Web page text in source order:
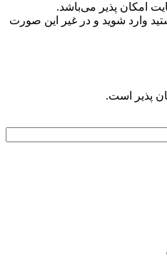
امکان پذیر می‌باشد.
وارد شوید و در غیر این صورت
پذیر است.